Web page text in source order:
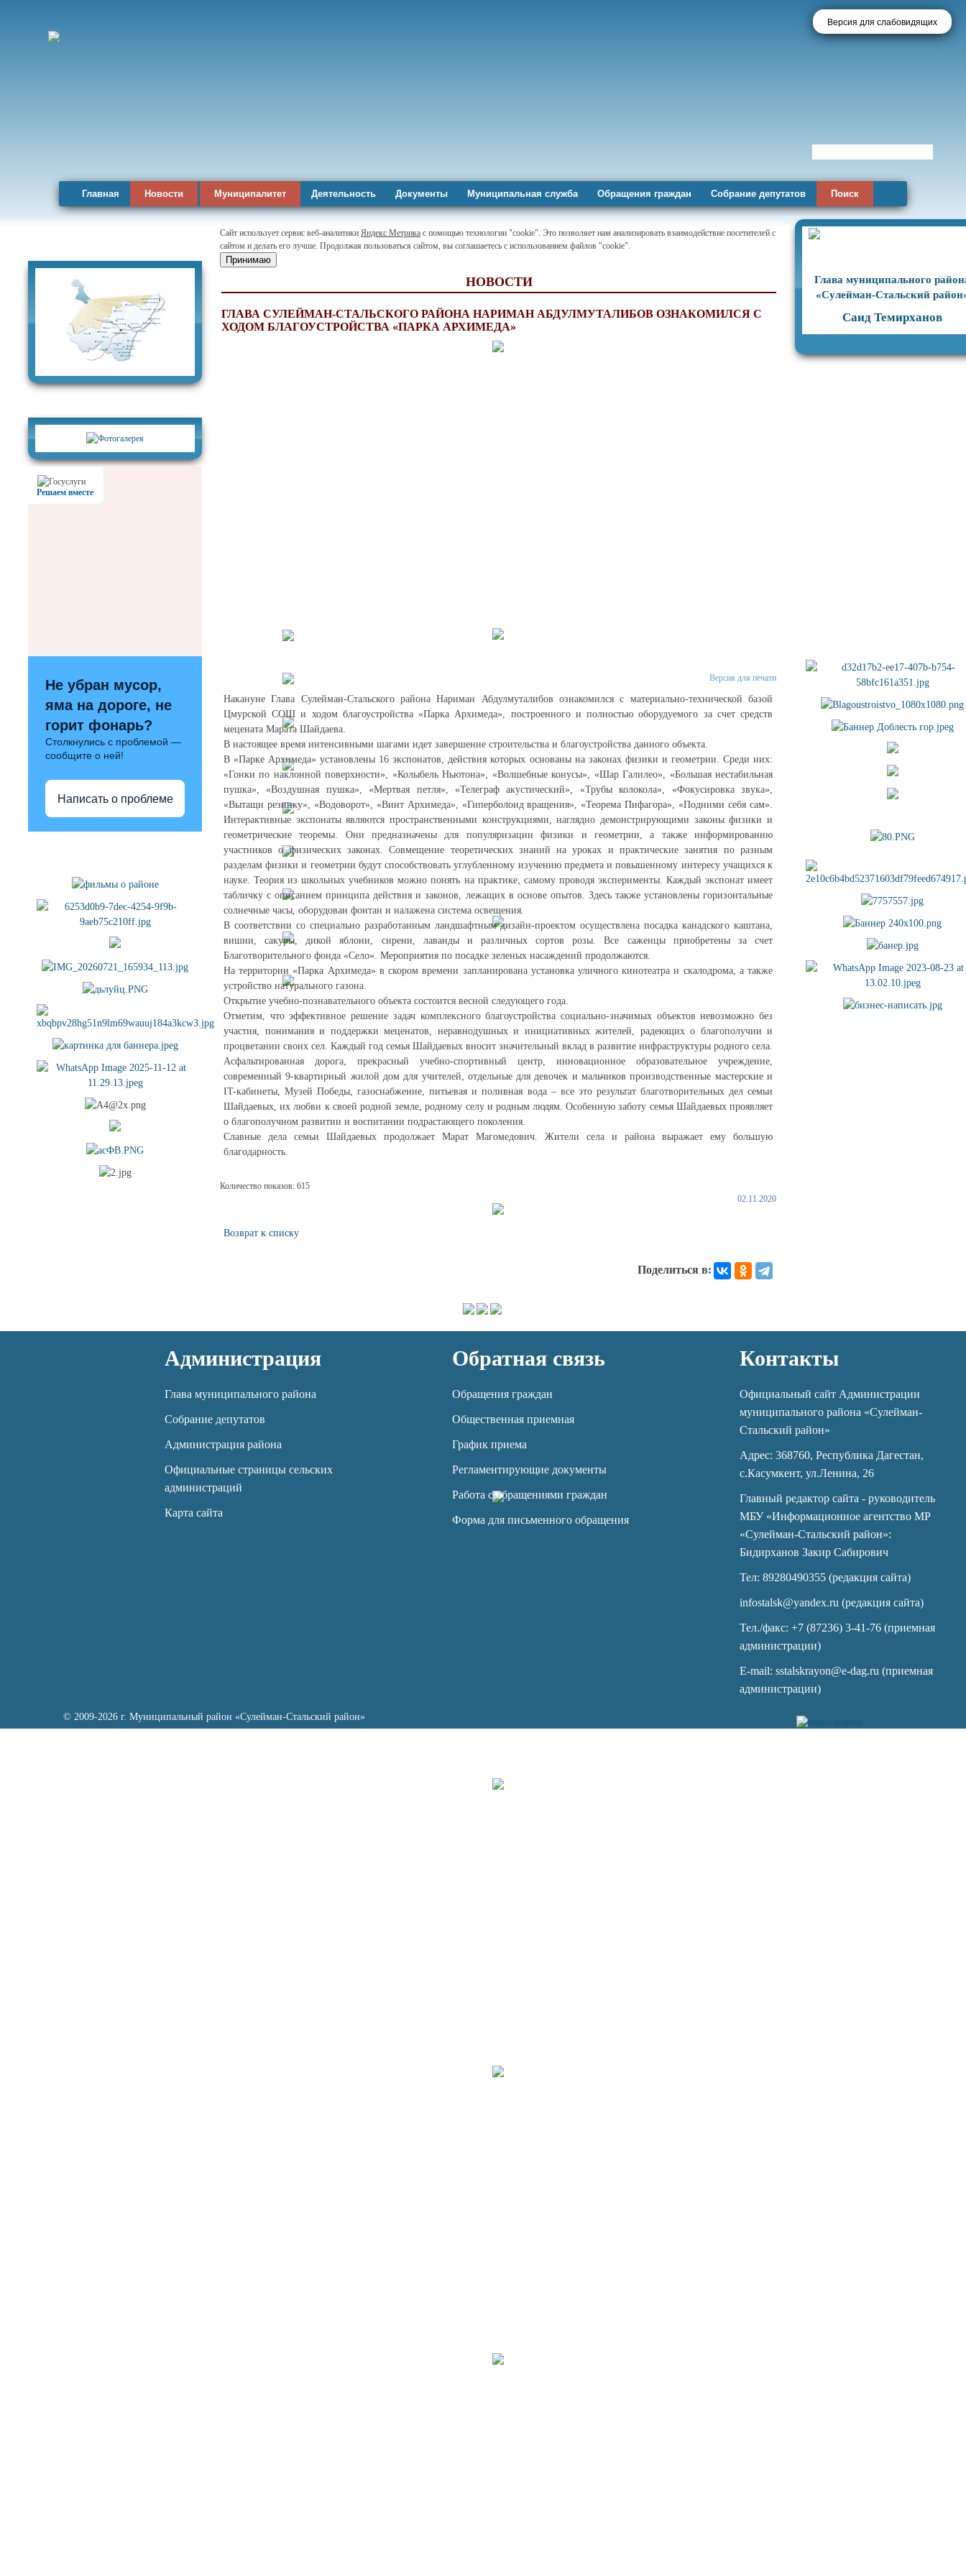
Версия для слабовидящих
Главная Новости Муниципалитет Деятельность Документы Муниципальная служба Обращения граждан Собрание депутатов Поиск
Решаем вместе
Не убран мусор,
яма на дороге, не
горит фонарь?
Столкнулись с проблемой —
сообщите о ней!
Написать о проблеме
Сайт использует сервис веб-аналитики Яндекс Метрика с помощью технологии "cookie". Это позволяет нам анализировать взаимодействие посетителей с
сайтом и делать его лучше. Продолжая пользоваться сайтом, вы соглашаетесь с использованием файлов "cookie".
Принимаю
НОВОСТИ
ГЛАВА СУЛЕЙМАН-СТАЛЬСКОГО РАЙОНА НАРИМАН АБДУЛМУТАЛИБОВ ОЗНАКОМИЛСЯ С
ХОДОМ БЛАГОУСТРОЙСТВА «ПАРКА АРХИМЕДА»
Версия для печати
Накануне Глава Сулейман-Стальского района Нариман Абдулмуталибов ознакомился с материально-технической базой
Цмурской СОШ и ходом благоустройства «Парка Архимеда», построенного и полностью оборудуемого за счет средств
мецената Марата Шайдаева.
В настоящее время интенсивными шагами идет завершение строительства и благоустройства данного объекта.
В «Парке Архимеда» установлены 16 экспонатов, действия которых основаны на законах физики и геометрии. Среди них:
«Гонки по наклонной поверхности», «Колыбель Ньютона», «Волшебные конусы», «Шар Галилео», «Большая нестабильная
пушка», «Воздушная пушка», «Мертвая петля», «Телеграф акустический», «Трубы колокола», «Фокусировка звука»,
«Вытащи резинку», «Водоворот», «Винт Архимеда», «Гиперболоид вращения», «Теорема Пифагора», «Подними себя сам».
Интерактивные экспонаты являются пространственными конструкциями, наглядно демонстрирующими законы физики и
геометрические теоремы. Они предназначены для популяризации физики и геометрии, а также информированию
участников о физических законах. Совмещение теоретических знаний на уроках и практические занятия по разным
разделам физики и геометрии будут способствовать углубленному изучению предмета и повышенному интересу учащихся к
науке. Теория из школьных учебников можно понять на практике, самому проводя эксперименты. Каждый экспонат имеет
табличку с описанием принципа действия и законов, лежащих в основе опытов. Здесь также установлены горизонтальные
солнечные часы, оборудован фонтан и налажена система освещения.
В соответствии со специально разработанным ландшафтным дизайн-проектом осуществлена посадка канадского каштана,
вишни, сакуры, дикой яблони, сирени, лаванды и различных сортов розы. Все саженцы приобретены за счет
Благотворительного фонда «Село». Мероприятия по посадке зеленых насаждений продолжаются.
На территории «Парка Архимеда» в скором времени запланирована установка уличного кинотеатра и скалодрома, а также
устройство натурального газона.
Открытие учебно-познавательного объекта состоится весной следующего года.
Отметим, что эффективное решение задач комплексного благоустройства социально-значимых объектов невозможно без
участия, понимания и поддержки меценатов, неравнодушных и инициативных жителей, радеющих о благополучии и
процветании своих сел. Каждый год семья Шайдаевых вносит значительный вклад в развитие инфраструктуры родного села.
Асфальтированная дорога, прекрасный учебно-спортивный центр, инновационное образовательное учреждение,
современный 9-квартирный жилой дом для учителей, отдельные для девочек и мальчиков производственные мастерские и
IT-кабинеты, Музей Победы, газоснабжение, питьевая и поливная вода – все это результат благотворительных дел семьи
Шайдаевых, их любви к своей родной земле, родному селу и родным людям. Особенную заботу семья Шайдаевых проявляет
о благополучном развитии и воспитании подрастающего поколения.
Славные дела семьи Шайдаевых продолжает Марат Магомедович. Жители села и района выражает ему большую
благодарность.
Количество показов: 615
02.11.2020
Возврат к списку
Поделиться в:
Глава муниципального
«Сулейман-Стальский
Саид Темирханов
Администрация
Глава муниципального района
Собрание депутатов
Администрация района
Официальные страницы сельских
администраций
Карта сайта
Обратная связь
Обращения граждан
Общественная приемная
График приема
Регламентирующие документы
Работа с обращениями граждан
Форма для письменного обращения
Контакты
Официальный сайт Администрации
муниципального района «Сулейман-
Стальский район»
Адрес: 368760, Республика Дагестан,
с.Касумкент, ул.Ленина, 26
Главный редактор сайта - руководитель
МБУ «Информационное агентство МР
«Сулейман-Стальский район»:
Бидирханов Закир Сабирович
Тел: 89280490355 (редакция сайта)
infostalsk@yandex.ru (редакция сайта)
Тел./факс: +7 (87236) 3-41-76 (приемная
администрации)
E-mail: sstalskrayon@e-dag.ru (приемная
администрации)
© 2009-2026 г. Муниципальный район «Сулейман-Стальский район»